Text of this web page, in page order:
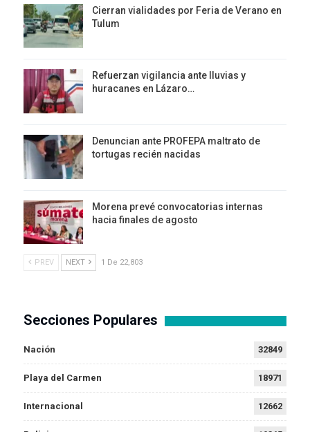
Cierran vialidades por Feria de Verano en
Tulum
Refuerzan vigilancia ante lluvias y
huracanes en Lázaro…
Denuncian ante PROFEPA maltrato de
tortugas recién nacidas
Morena prevé convocatorias internas
hacia finales de agosto
PREV NEXT 1 De 22,803
Secciones Populares
Nación 32849
Playa del Carmen 18971
Internacional 12662